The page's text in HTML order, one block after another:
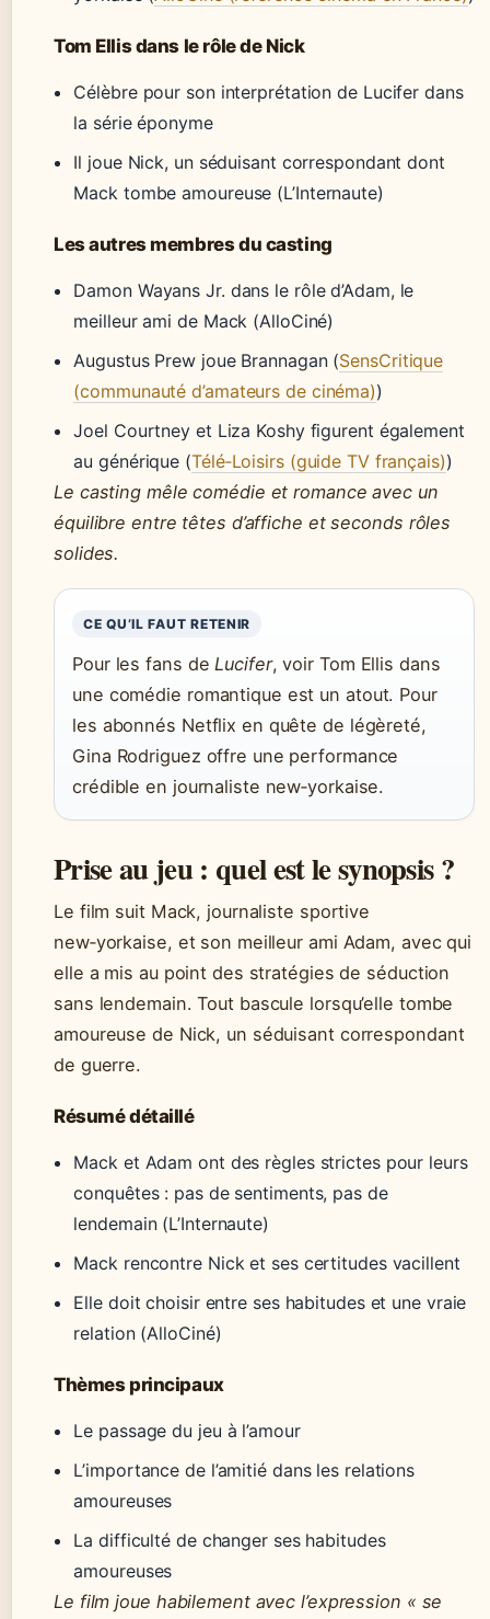
Tom Ellis dans le rôle de Nick
Célèbre pour son interprétation de Lucifer dans
la série éponyme
Il joue Nick, un séduisant correspondant dont
Mack tombe amoureuse (L’Internaute)
Les autres membres du casting
Damon Wayans Jr. dans le rôle d’Adam, le
meilleur ami de Mack (AlloCiné)
Augustus Prew joue Brannagan (SensCritique
(communauté d’amateurs de cinéma))
Joel Courtney et Liza Koshy figurent également
au générique (Télé‑Loisirs (guide TV français))
Le casting mêle comédie et romance avec un
équilibre entre têtes d’affiche et seconds rôles
solides.
CE QU’IL FAUT RETENIR
Pour les fans de Lucifer, voir Tom Ellis dans
une comédie romantique est un atout. Pour
les abonnés Netflix en quête de légèreté,
Gina Rodriguez offre une performance
crédible en journaliste new‑yorkaise.
Prise au jeu : quel est le synopsis ?
Le film suit Mack, journaliste sportive
new‑yorkaise, et son meilleur ami Adam, avec qui
elle a mis au point des stratégies de séduction
sans lendemain. Tout bascule lorsqu’elle tombe
amoureuse de Nick, un séduisant correspondant
de guerre.
Résumé détaillé
Mack et Adam ont des règles strictes pour leurs
conquêtes : pas de sentiments, pas de
lendemain (L’Internaute)
Mack rencontre Nick et ses certitudes vacillent
Elle doit choisir entre ses habitudes et une vraie
relation (AlloCiné)
Thèmes principaux
Le passage du jeu à l’amour
L’importance de l’amitié dans les relations
amoureuses
La difficulté de changer ses habitudes
amoureuses
Le film joue habilement avec l’expression « se